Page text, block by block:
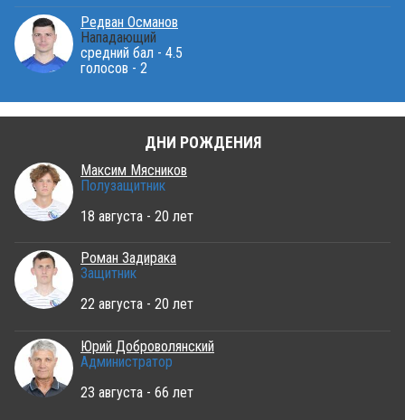
Редван Османов
Нападающий
средний бал - 4.5
голосов - 2
ДНИ РОЖДЕНИЯ
Максим Мясников
Полузащитник
18 августа - 20 лет
Роман Задирака
Защитник
22 августа - 20 лет
Юрий Доброволянский
Администратор
23 августа - 66 лет